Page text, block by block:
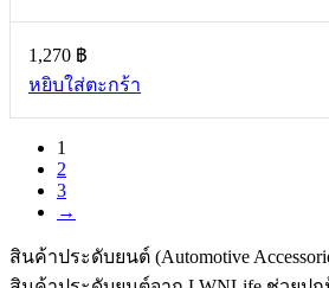
1,270 ฿
หยิบใส่ตะกร้า
1
2
3
→
สินค้าประดับยนต์ (Automotive